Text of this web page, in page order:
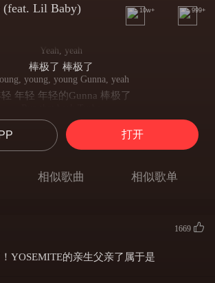
(feat. Lil Baby) 10w+ 999+
Yeah, yeah
棒极了 棒极了
young, young Gunna, yeah
年轻 年轻的Gunna 棒极了
让Turbo跑回来
sold out dates, cash every day
会日程爆满 每天都有现金入账
买了爱马仕 我喜欢那蓝色的款式
Off-White, I don't mean that it's Bape
打开
相似歌曲 相似歌单
1669
YOSEMITE的亲生父亲了属于是